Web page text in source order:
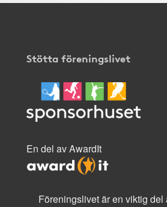
Stötta föreningslivet
En del av AwardIt
Föreningslivet är en viktig del